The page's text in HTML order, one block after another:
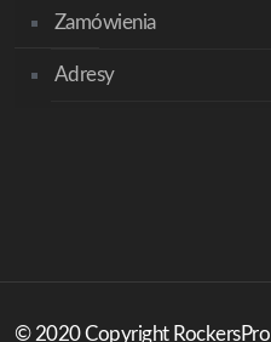
Zamówienia
Adresy
© 2020 Copyright RockersPro